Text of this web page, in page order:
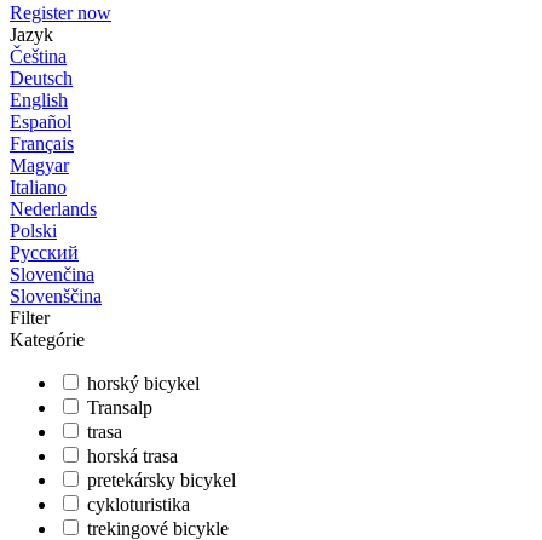
Register now
Jazyk
Čeština
Deutsch
English
Español
Français
Magyar
Italiano
Nederlands
Polski
Русский
Slovenčina
Slovenščina
Filter
Kategórie
horský bicykel
Transalp
trasa
horská trasa
pretekársky bicykel
cykloturistika
trekingové bicykle